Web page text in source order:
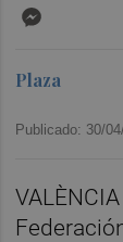
Plaza
Publicado: 30/